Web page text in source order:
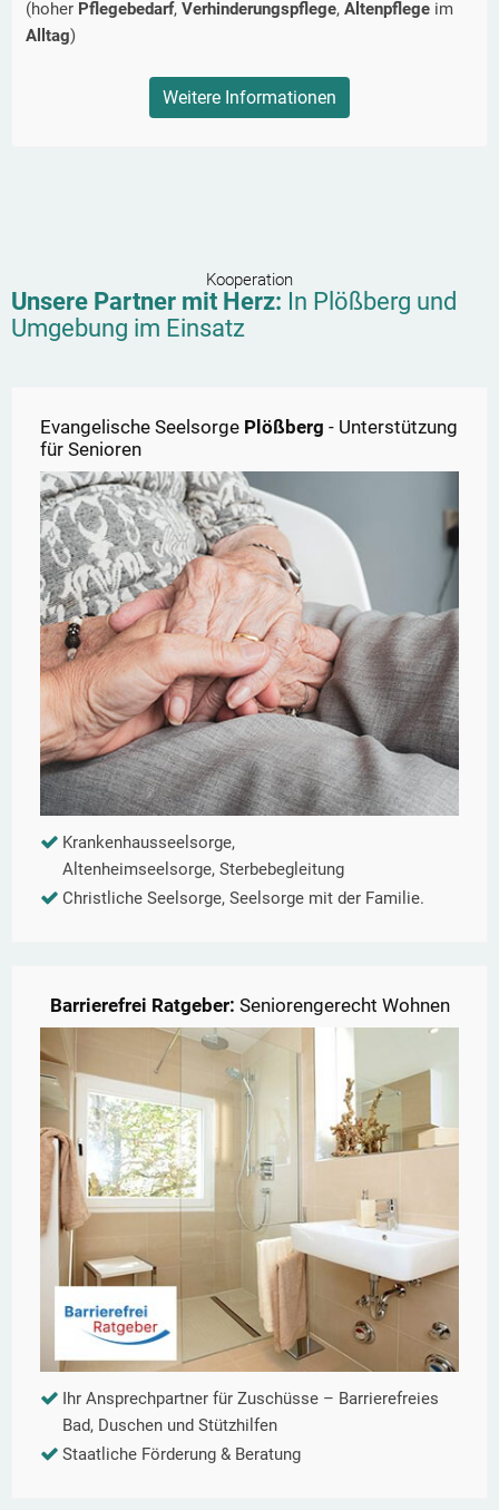
(hoher Pflegebedarf, Verhinderungspflege, Altenpflege im
Alltag)
Weitere Informationen
Kooperation
Unsere Partner mit Herz: In Plößberg und
Umgebung im Einsatz
Evangelische Seelsorge Plößberg - Unterstützung
für Senioren
Krankenhausseelsorge,
Altenheimseelsorge, Sterbebegleitung
Christliche Seelsorge, Seelsorge mit der Familie.
Barrierefrei Ratgeber: Seniorengerecht Wohnen
Ihr Ansprechpartner für Zuschüsse – Barrierefreies
Bad, Duschen und Stützhilfen
Staatliche Förderung & Beratung